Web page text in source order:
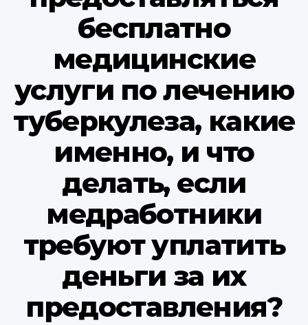
бесплатно
медицинские
услуги по лечению
туберкулеза, какие
именно, и что
делать, если
медработники
требуют уплатить
деньги за их
предоставления?